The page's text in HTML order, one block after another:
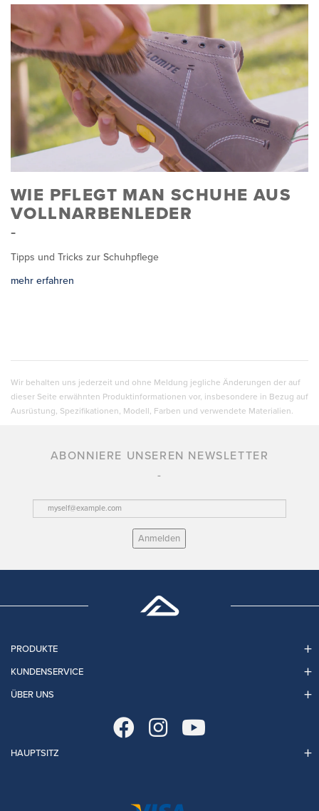
WIE PFLEGT MAN SCHUHE AUS
VOLLNARBENLEDER
Tipps und Tricks zur Schuhpflege
mehr erfahren
Wir behalten uns jederzeit und ohne Meldung jegliche Änderungen der auf
dieser Seite erwähnten Produktinformationen vor, insbesondere in Bezug auf
Ausrüstung, Spezifikationen, Modell, Farben und verwendete Materialien.
ABONNIERE UNSEREN NEWSLETTER
Anmelden
PRODUKTE
KUNDENSERVICE
ÜBER UNS
HAUPTSITZ